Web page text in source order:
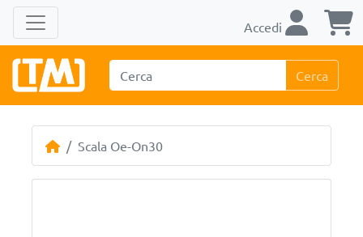
Accedi
Cerca
Scala Oe-On30